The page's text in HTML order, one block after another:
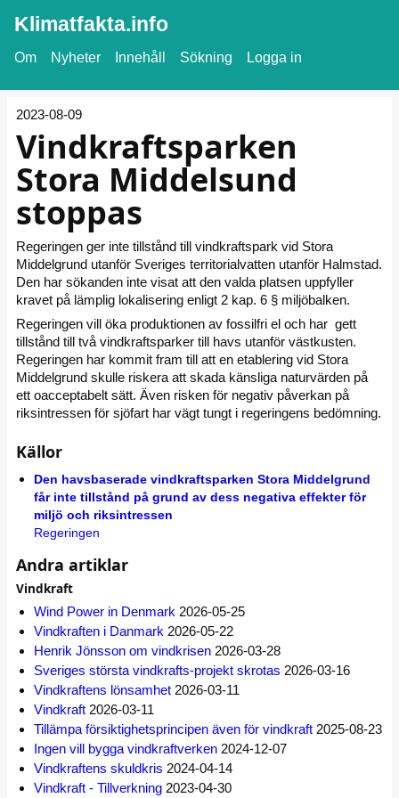
Klimatfakta.info
Om Nyheter Innehåll Sökning Logga in
2023-08-09
Vindkraftsparken
Stora Middelsund
stoppas
Regeringen ger inte tillstånd till vindkraftspark vid Stora
Middelgrund utanför Sveriges territorialvatten utanför Halmstad.
Den har sökanden inte visat att den valda platsen uppfyller
kravet på lämplig lokalisering enligt 2 kap. 6 § miljöbalken.
Regeringen vill öka produktionen av fossilfri el och har gett
tillstånd till två vindkraftsparker till havs utanför västkusten.
Regeringen har kommit fram till att en etablering vid Stora
Middelgrund skulle riskera att skada känsliga naturvärden på
ett oacceptabelt sätt. Även risken för negativ påverkan på
riksintressen för sjöfart har vägt tungt i regeringens bedömning.
Källor
Den havsbaserade vindkraftsparken Stora Middelgrund
får inte tillstånd på grund av dess negativa effekter för
miljö och riksintressen
Regeringen
Andra artiklar
Vindkraft
Wind Power in Denmark 2026-05-25
Vindkraften i Danmark 2026-05-22
Henrik Jönsson om vindkrisen 2026-03-28
Sveriges största vindkrafts-projekt skrotas 2026-03-16
Vindkraftens lönsamhet 2026-03-11
Vindkraft 2026-03-11
Tillämpa försiktighetsprincipen även för vindkraft 2025-08-23
Ingen vill bygga vindkraftverken 2024-12-07
Vindkraftens skuldkris 2024-04-14
Vindkraft - Tillverkning 2023-04-30